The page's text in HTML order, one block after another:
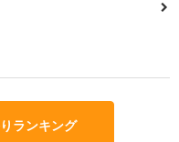
ランキング